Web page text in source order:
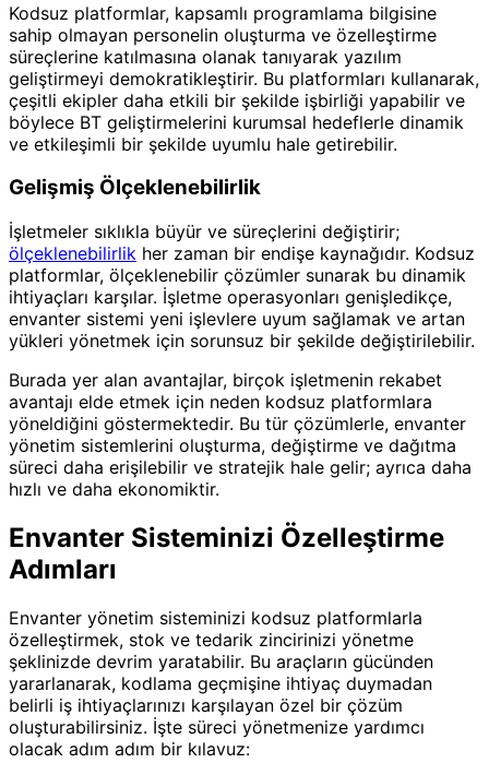
Kodsuz platformlar, kapsamlı programlama bilgisine
sahip olmayan personelin oluşturma ve özelleştirme
süreçlerine katılmasına olanak tanıyarak yazılım
geliştirmeyi demokratikleştirir. Bu platformları kullanarak,
çeşitli ekipler daha etkili bir şekilde işbirliği yapabilir ve
böylece BT geliştirmelerini kurumsal hedeflerle dinamik
ve etkileşimli bir şekilde uyumlu hale getirebilir.
Gelişmiş Ölçeklenebilirlik
İşletmeler sıklıkla büyür ve süreçlerini değiştirir;
ölçeklenebilirlik her zaman bir endişe kaynağıdır. Kodsuz
platformlar, ölçeklenebilir çözümler sunarak bu dinamik
ihtiyaçları karşılar. İşletme operasyonları genişledikçe,
envanter sistemi yeni işlevlere uyum sağlamak ve artan
yükleri yönetmek için sorunsuz bir şekilde değiştirilebilir.
Burada yer alan avantajlar, birçok işletmenin rekabet
avantajı elde etmek için neden kodsuz platformlara
yöneldiğini göstermektedir. Bu tür çözümlerle, envanter
yönetim sistemlerini oluşturma, değiştirme ve dağıtma
süreci daha erişilebilir ve stratejik hale gelir; ayrıca daha
hızlı ve daha ekonomiktir.
Envanter Sisteminizi Özelleştirme
Adımları
Envanter yönetim sisteminizi kodsuz platformlarla
özelleştirmek, stok ve tedarik zincirinizi yönetme
şeklinizde devrim yaratabilir. Bu araçların gücünden
yararlanarak, kodlama geçmişine ihtiyaç duymadan
belirli iş ihtiyaçlarınızı karşılayan özel bir çözüm
oluşturabilirsiniz. İşte süreci yönetmenize yardımcı
olacak adım adım bir kılavuz: